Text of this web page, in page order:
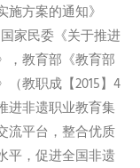
方案的通知》
家民委《关于推进
，教育部《教育部
教职成【2015】4
进非遗职业教育集
流平台，整合优质
平，促进全国非遗